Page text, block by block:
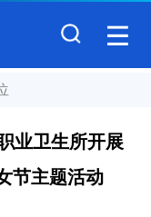
业卫生所开展
节主题活动